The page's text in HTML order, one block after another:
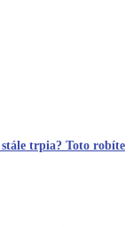
trpia? Toto robíte